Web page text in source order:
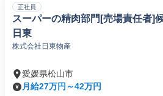
正社員
スーパーの精肉部門[売場責任者]
日東
株式会社日東物産
愛媛県松山市
月給27万円～42万円